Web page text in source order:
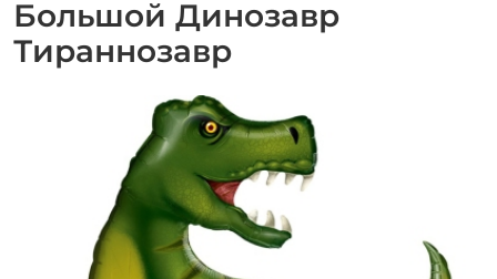
Большой Динозавр
Тираннозавр